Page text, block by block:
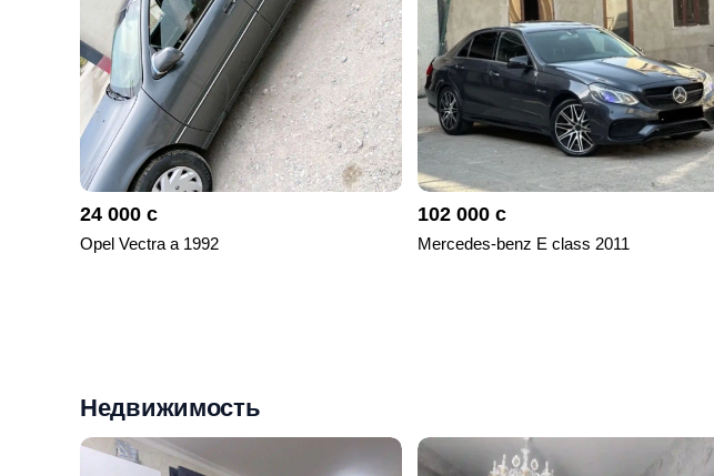
24 000 с
Opel Vectra a 1992
102 000 с
Mercedes-benz E class 2011
Недвижимость